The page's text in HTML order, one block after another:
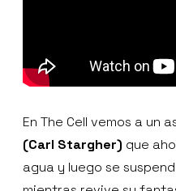
En The Cell vemos a un
(Carl Stargher) que
agua y luego se